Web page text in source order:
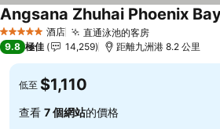
5 星級 酒店 直通泳池的客房
Angsana Zhuhai Phoenix
9.8 極佳 14,259 距離九洲港 8.2 公里
低至 $1,110
查看 7 個網站的價格